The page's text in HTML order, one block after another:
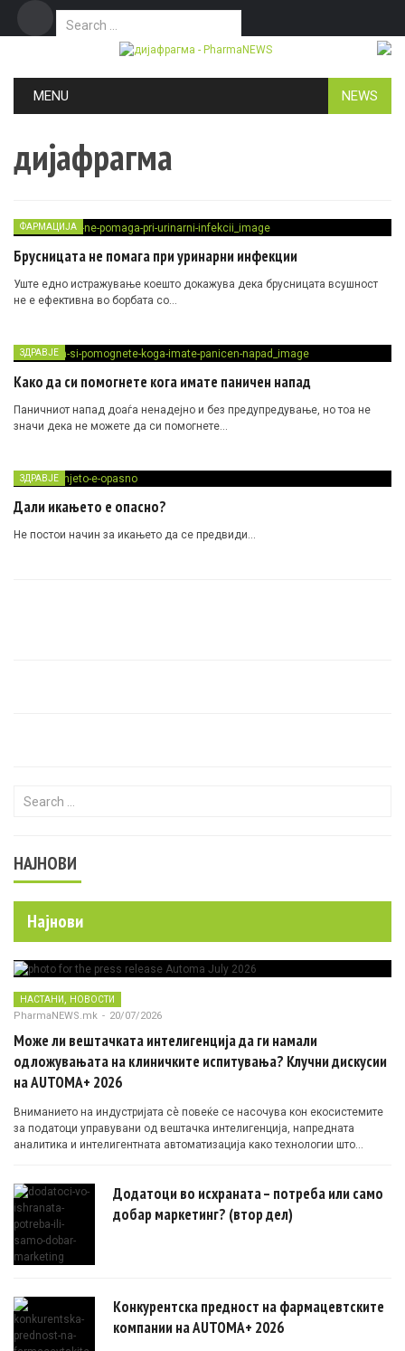
Search for:
MENU NEWS
дијафрагма
ФАРМАЦИЈА
Брусницата не помага при уринарни инфекции
Уште едно истражување коешто докажува дека брусницата всушност
не е ефективна во борбата со…
ЗДРАВЈЕ
Како да си помогнете кога имате паничен напад
Паничниот напад доаѓа ненадејно и без предупредување, но тоа не
значи дека не можете да си помогнете…
ЗДРАВЈЕ
Дали икањето е опасно?
Не постои начин за икањето да се предвиди…
Search for:
НАЈНОВИ
Најнови
НАСТАНИ, НОВОСТИ
PharmaNEWS.mk - 20/07/2026
Може ли вештачката интелигенција да ги намали
одложувањата на клиничките испитувања? Клучни дискусии
на AUTOMA+ 2026
Вниманието на индустријата сè повеќе се насочува кон екосистемите
за податоци управувани од вештачка интелигенција, напредната
аналитика и интелигентната автоматизација како технологии што
Додатоци во исхраната – потреба или само
добар маркетинг? (втор дел)
Конкурентска предност на фармацевтските
компании на AUTOMA+ 2026